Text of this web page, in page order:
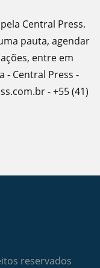
Central Press.
pauta, agendar
entre em
- Central Press -
- +55 (41)
reservados